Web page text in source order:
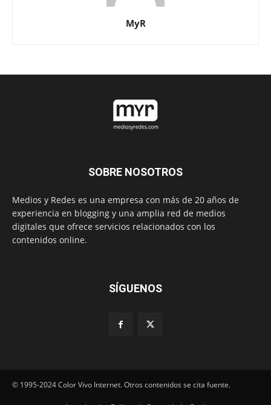
MyR
SOBRE NOSOTROS
Medios y Redes es una empresa con más de 20 años de
experiencia en blogging y una amplia red de medios
digitales que ofrece servicios relacionados con los
contenidos online.
SÍGUENOS
© 1995-2024 Color Vivo Internet. Otros contenidos se cita fuente.